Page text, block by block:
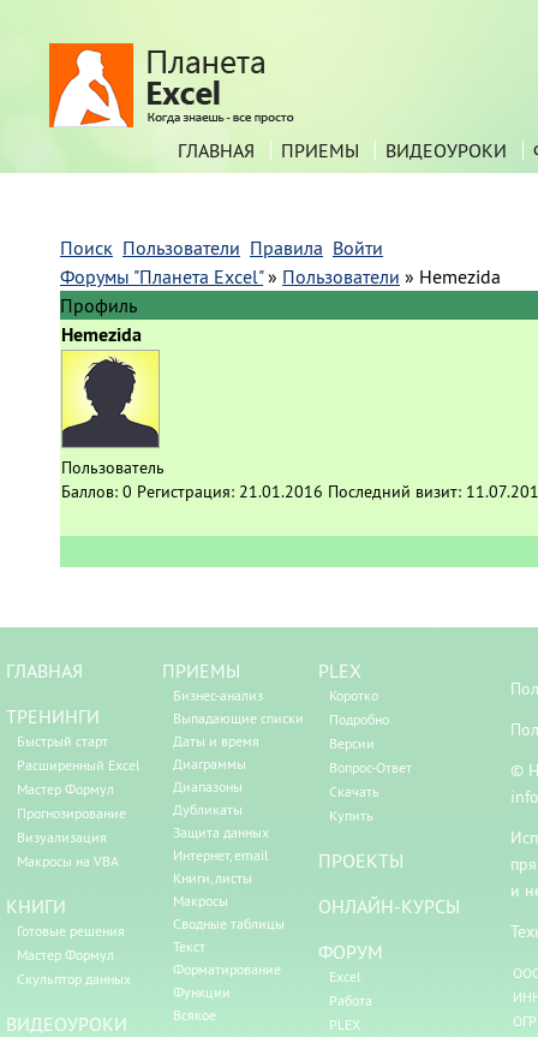
ГЛАВНАЯ ПРИЕМЫ ВИДЕОУРОКИ
Поиск Пользователи Правила Войти
Форумы "Планета Excel" » Пользователи » Hemezida
Профиль
Hemezida
Пользователь
Баллов: 0 Регистрация: 21.01.2016 Последний визит:
ГЛАВНАЯ
ТРЕНИНГИ
Быстрый старт
Расширенный Excel
Мастер Формул
Прогнозирование
Визуализация
Макросы на VBA
КНИГИ
Готовые решения
Мастер Формул
Скульптор данных
ВИДЕОУРОКИ
ПРИЕМЫ
Бизнес-анализ
Выпадающие списки
Даты и время
Диаграммы
Диапазоны
Дубликаты
Защита данных
Интернет, email
Книги, листы
Макросы
Сводные таблицы
Текст
Форматирование
Функции
Всякое
PLEX
Коротко
Подробно
Версии
Вопрос-Ответ
Скачать
Купить
ПРОЕКТЫ
ОНЛАЙН-КУРСЫ
ФОРУМ
Excel
Работа
PLEX
©
и